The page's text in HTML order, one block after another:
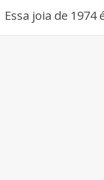
Essa joia de 1974